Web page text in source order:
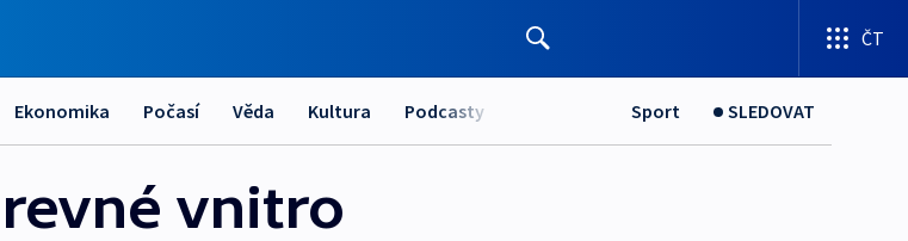
ČT
Ekonomika Počasí Věda Kultura Podcasty Sport SLEDOVAT
vnitro